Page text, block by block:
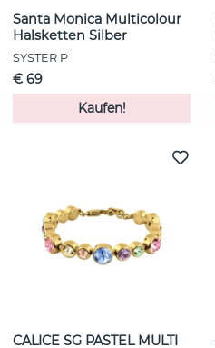
Santa Monica Multicolour
Halsketten Silber
SYSTER P
€ 69
Kaufen!
CALICE SG PASTEL MULTI